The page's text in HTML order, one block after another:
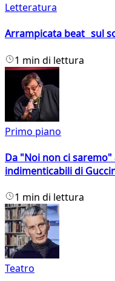
Letteratura
Arrampicata beat sul
1 min di lettura
Primo piano
Da "Noi non ci saremo"
indimenticabili di
1 min di lettura
Teatro